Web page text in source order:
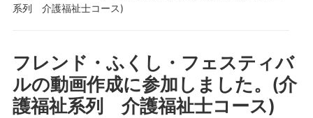
系列 介護福祉士コース)
フレンド・ふくし・フェスティバ
ルの動画作成に参加しました。(介
護福祉系列 介護福祉士コース)